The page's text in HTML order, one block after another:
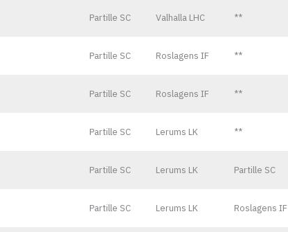
Partille SC Valhalla LHC **
Partille SC Roslagens IF **
Partille SC Roslagens IF **
Partille SC Lerums LK **
Partille SC Lerums LK Partille SC
Partille SC Lerums LK Roslagens IF